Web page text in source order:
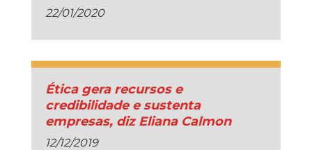
22/01/2020
Ética gera recursos e
credibilidade e sustenta
empresas, diz Eliana Calmon
12/12/2019